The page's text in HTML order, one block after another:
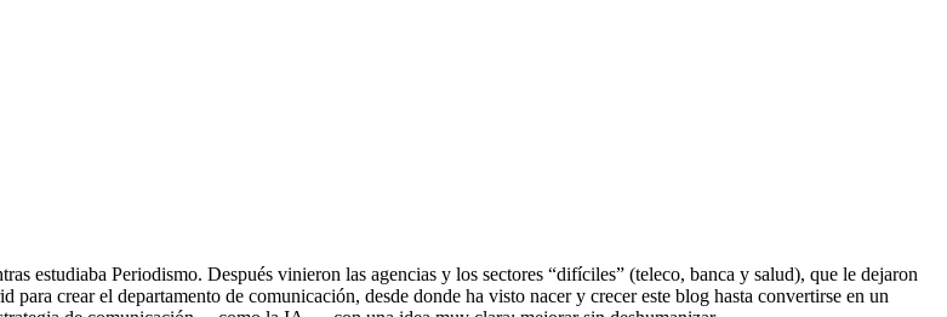
estudiaba Periodismo. Después vinieron las agencias y los sectores “difíciles” (teleco, banca y salud), que le dejaron
crear el departamento de comunicación, desde donde ha visto nacer y crecer este blog hasta convertirse en un